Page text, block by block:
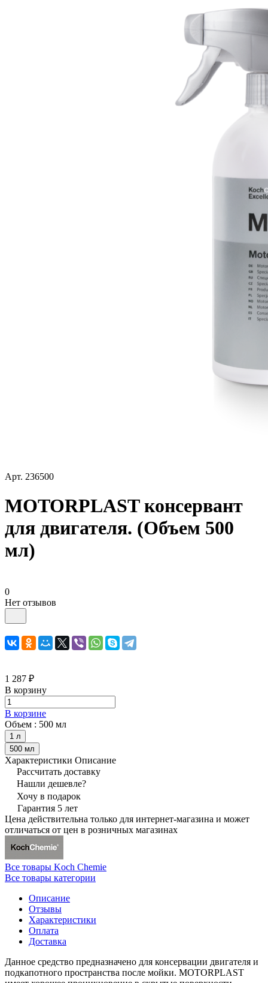
Арт. 236500
MOTORPLAST консервант
для двигателя. (Объем 500
мл)
0
Нет отзывов
1 287 ₽
В корзину
В корзине
Объем : 500 мл
1 л
500 мл
Характеристики Описание
Рассчитать доставку
Нашли дешевле?
Хочу в подарок
Гарантия 5 лет
Цена действительна только для интернет-магазина и может
отличаться от цен в розничных магазинах
Все товары Koch Chemie
Все товары категории
Описание
Отзывы
Характеристики
Оплата
Доставка
Данное средство предназначено для консервации двигателя и
подкапотного пространства после мойки. MOTORPLAST